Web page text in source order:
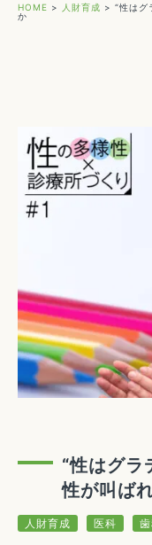
HOME > 人財育成 > “性は
か
“性はグ
性が叫ば
人財育成 医科